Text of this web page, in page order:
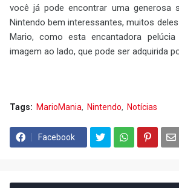
você já pode encontrar uma generosa
Nintendo bem interessantes, muitos
Mario, como esta encantadora
imagem ao lado, que pode ser adquirida
Tags: MarioMania Nintendo Notícias
Facebook